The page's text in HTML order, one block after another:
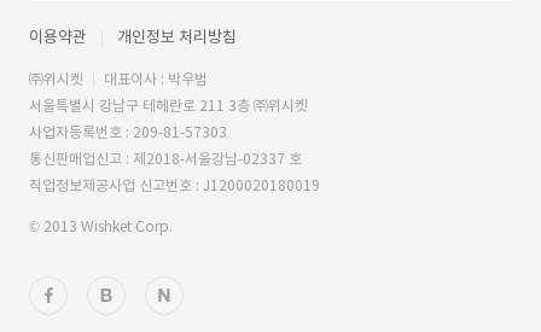
이용약관 개인정보 처리방침
㈜위시켓
대표이사 : 박우범
서울특별시 강남구 테헤란로 211 3층 ㈜위시켓
사업자등록번호 : 209-81-57303
통신판매업신고 : 제2018-서울강남-02337 호
직업정보제공사업 신고번호 : J1200020180019
© 2013 Wishket Corp.